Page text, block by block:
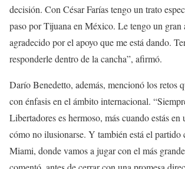
decisión. Con César Farías tengo un trato
paso por Tijuana en México. Le tengo un gran
agradecido por el apoyo que me está dando.
responderle dentro de la cancha”, afirmó.
Darío Benedetto, además, mencionó los retos
con énfasis en el ámbito internacional.
Libertadores es hermoso, más cuando estás en
cómo no ilusionarse. Y también está el partido
Miami, donde vamos a jugar con el más